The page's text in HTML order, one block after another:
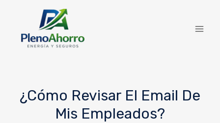
¿Cómo Revisar El Email De
Mis Empleados?